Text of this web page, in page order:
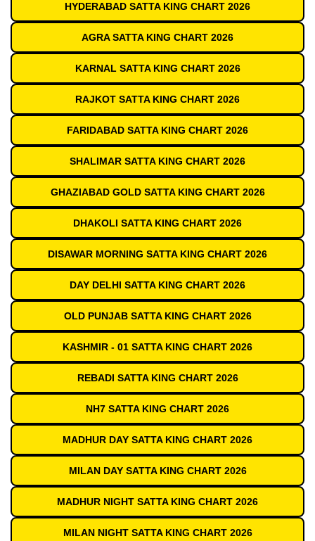
HYDERABAD SATTA KING CHART 2026
AGRA SATTA KING CHART 2026
KARNAL SATTA KING CHART 2026
RAJKOT SATTA KING CHART 2026
FARIDABAD SATTA KING CHART 2026
SHALIMAR SATTA KING CHART 2026
GHAZIABAD GOLD SATTA KING CHART 2026
DHAKOLI SATTA KING CHART 2026
DISAWAR MORNING SATTA KING CHART 2026
DAY DELHI SATTA KING CHART 2026
OLD PUNJAB SATTA KING CHART 2026
KASHMIR - 01 SATTA KING CHART 2026
REBADI SATTA KING CHART 2026
NH7 SATTA KING CHART 2026
MADHUR DAY SATTA KING CHART 2026
MILAN DAY SATTA KING CHART 2026
MADHUR NIGHT SATTA KING CHART 2026
MILAN NIGHT SATTA KING CHART 2026